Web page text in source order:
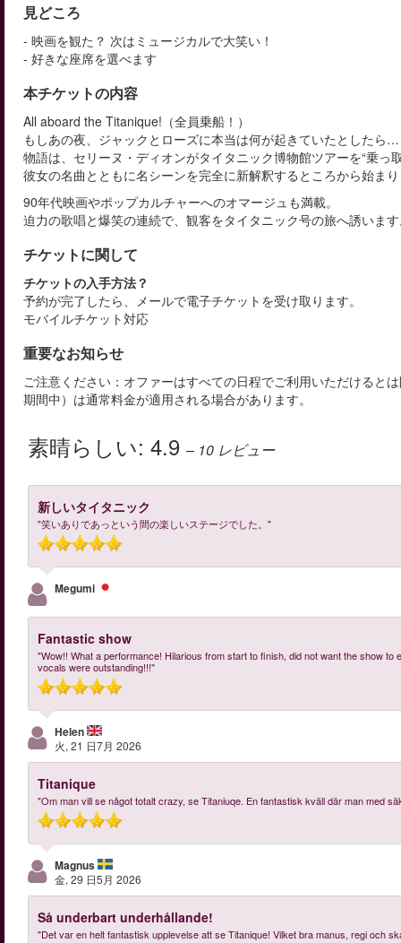
見どころ
- 映画を観た？ 次はミュージカルで大笑い！
- 好きな座席を選べます
本チケットの内容
All aboard the Titanique!（全員乗船！）
もしあの夜、ジャックとローズに本当は何が起きていたとしたら
物語は、セリーヌ・ディオンがタイタニック博物館ツアーを“乗っ
彼女の名曲とともに名シーンを完全に新解釈するところから始ま
90年代映画やポップカルチャーへのオマージュも満載。
迫力の歌唱と爆笑の連続で、観客をタイタニック号の旅へ誘いま
チケットに関して
チケットの入手方法？
予約が完了したら、メールで電子チケットを受け取ります。
モバイルチケット対応
重要なお知らせ
ご注意ください：オファーはすべての日程でご利用いただけると
期間中）は通常料金が適用される場合があります。
素晴らしい: 4.9 – 10 レビュー
新しいタイタニック
"笑いありであっという間の楽しいステージでした。"
Megumi
Fantastic show
"Wow!! What a performance! Hilarious from start to finish, did not want the show
vocals were outstanding!!!"
Helen
火, 21 日7月 2026
Titanique
"Om man vill se något totalt crazy, se Titaniuqe. En fantastisk kväll där man med
Magnus
金, 29 日5月 2026
Så underbart underhållande!
"Det var en helt fantastisk upplevelse att se Titanique! Vilket bra manus, regi och